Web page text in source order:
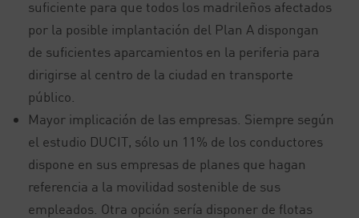
suficiente para que todos los madrileños afectados
por la posible implantación del Plan A dispongan
de suficientes aparcamientos en la periferia para
dirigirse al centro de la ciudad en transporte
público.
Mayor implicación de las empresas. Siempre según
el estudio DUCIT, sólo un 11% de los conductores
dispone en sus empresas de planes que hagan
referencia a la movilidad sostenible de sus
empleados. Otra opción sería disponer de flotas